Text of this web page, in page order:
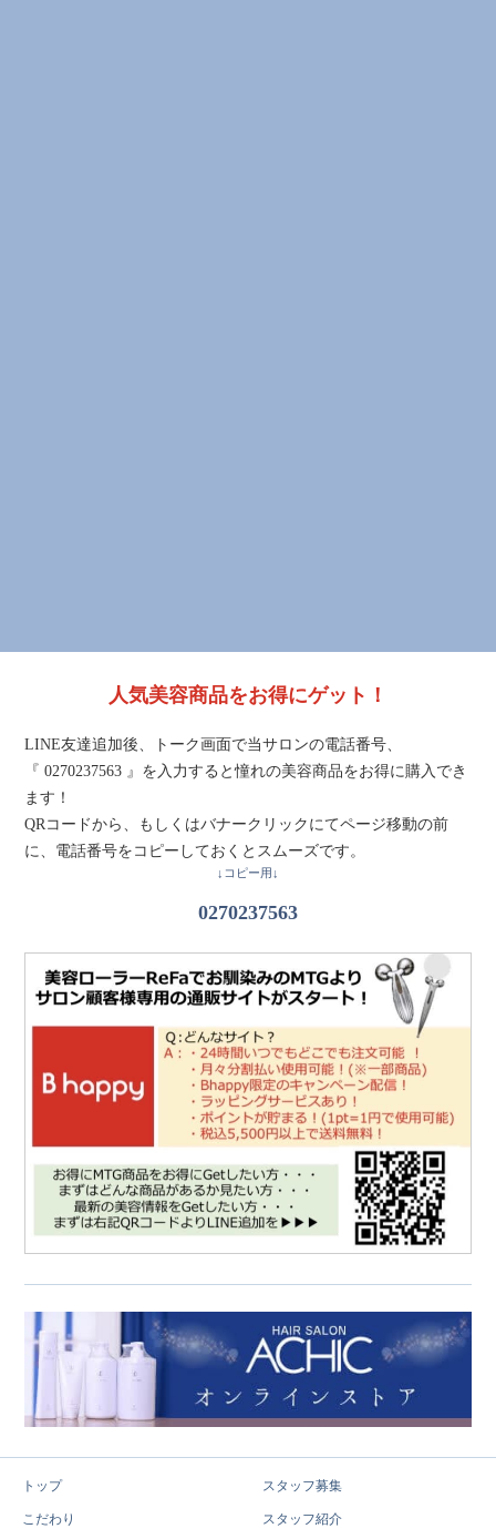
人気美容商品をお得にゲット！
LINE友達追加後、トーク画面で当サロンの電話番号、
『 0270237563 』を入力すると憧れの美容商品をお得に購入でき
ます！
QRコードから、もしくはバナークリックにてページ移動の前
に、電話番号をコピーしておくとスムーズです。
↓コピー用↓
0270237563
トップ
こだわり
スタッフ募集
スタッフ紹介